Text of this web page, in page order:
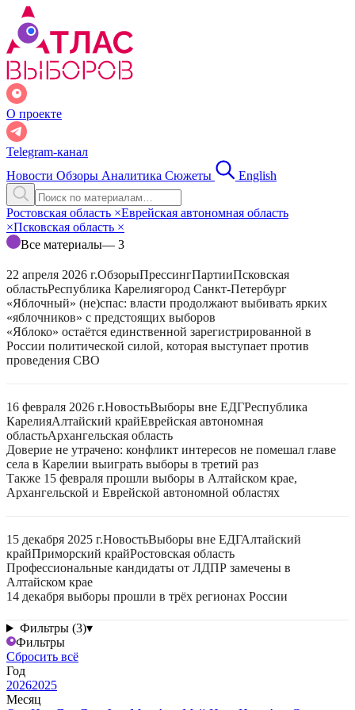
О проекте
Telegram-канал
Новости Обзоры Аналитика Сюжеты English
Ростовская область ×Еврейская автономная область
×Псковская область ×
Все материалы— 3
22 апреля 2026 г.ОбзорыПрессингПартииПсковская
областьРеспублика Карелиягород Санкт-Петербург
«Яблочный» (не)спас: власти продолжают выбивать ярких
«яблочников» с предстоящих выборов
«Яблоко» остаётся единственной зарегистрированной в
России политической силой, которая выступает против
проведения СВО
16 февраля 2026 г.НовостьВыборы вне ЕДГРеспублика
КарелияАлтайский крайЕврейская автономная
областьАрхангельская область
Доверие не утрачено: конфликт интересов не помешал главе
села в Карелии выиграть выборы в третий раз
Также 15 февраля прошли выборы в Алтайском крае,
Архангельской и Еврейской автономной областях
15 декабря 2025 г.НовостьВыборы вне ЕДГАлтайский
крайПриморский крайРостовская область
Профессиональные кандидаты от ЛДПР замечены в
Алтайском крае
14 декабря выборы прошли в трёх регионах России
Фильтры (3)▾
Фильтры
Сбросить всё
Год
20262025
Месяц